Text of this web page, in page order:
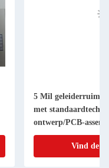
5 Mil
met
ontwerp/PCB-
Vind de